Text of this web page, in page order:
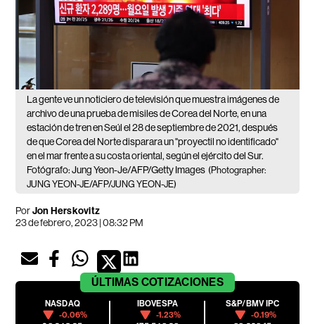
La gente ve un noticiero de televisión que muestra imágenes de
archivo de una prueba de misiles de Corea del Norte, en una
estación de tren en Seúl el 28 de septiembre de 2021, después
de que Corea del Norte disparara un "proyectil no identificado"
en el mar frente a su costa oriental, según el ejército del Sur.
Fotógrafo: Jung Yeon-Je/AFP/Getty Images (Photographer:
JUNG YEON-JE/AFP/JUNG YEON-JE)
PorJon Herskovitz
23 de febrero, 2023 | 08:32 PM
ÚLTIMAS COTIZACIONES
NASDAQ
-0.06%
IBOVESPA
-1.23%
S&P/BMV IPC
-0.19%